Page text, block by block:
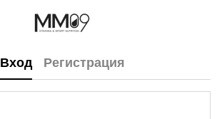
Вход Регистрация